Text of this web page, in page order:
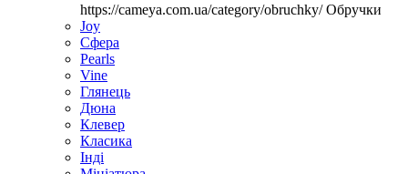
https://cameya.com.ua/category/obruchky/Обручки
Joy
Сфера
Pearls
Vine
Глянець
Дюна
Клевер
Класика
Інді